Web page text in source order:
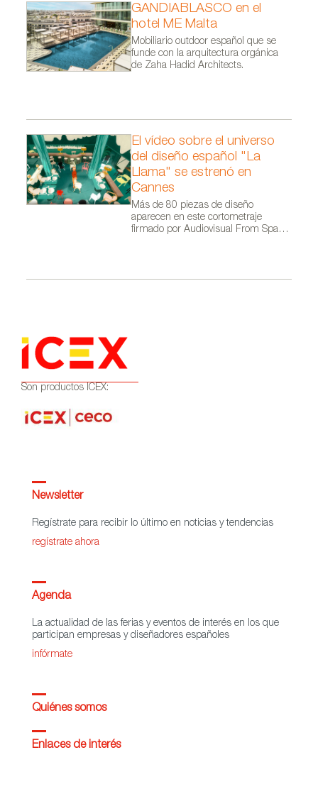
GANDIABLASCO en el
hotel ME Malta
Mobiliario outdoor español que se
funde con la arquitectura orgánica
de Zaha Hadid Architects.
El vídeo sobre el universo
del diseño español "La
Llama" se estrenó en
Cannes
Más de 80 piezas de diseño
aparecen en este cortometraje
firmado por Audiovisual From Spain
Son productos ICEX:
Newsletter
Regístrate para recibir lo último en noticias y tendencias
regístrate ahora
Agenda
La actualidad de las ferias y eventos de interés en los que
participan empresas y diseñadores españoles
infórmate
Quiénes somos
Enlaces de interés